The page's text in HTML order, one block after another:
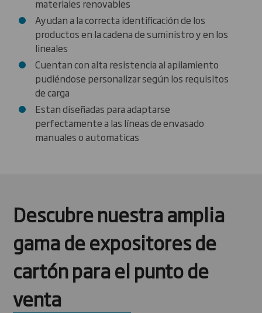
materiales renovables
Ayudan a la correcta identificación de los
productos en la cadena de suministro y en los
lineales
Cuentan con alta resistencia al apilamiento
pudiéndose personalizar según los requisitos
de carga
Estan diseñadas para adaptarse
perfectamente a las líneas de envasado
manuales o automaticas
Descubre nuestra amplia
gama de expositores de
cartón para el punto de
venta